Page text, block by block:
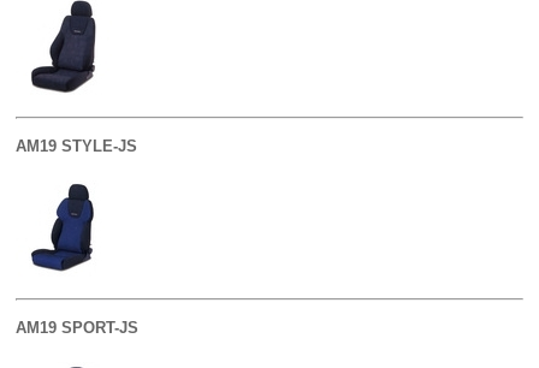
AM19 STYLE-JS
AM19 SPORT-JS